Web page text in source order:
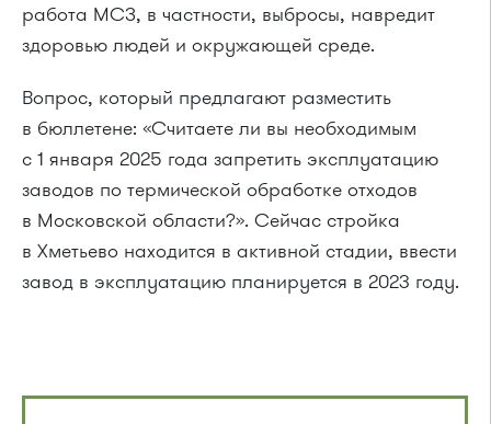
работа МСЗ, в частности, выбросы, навредит
здоровью людей и окружающей среде.
Вопрос, который предлагают разместить
в бюллетене: «Считаете ли вы необходимым
с 1 января 2025 года запретить эксплуатацию
заводов по термической обработке отходов
в Московской области?». Сейчас стройка
в Хметьево находится в активной стадии, ввести
завод в эксплуатацию планируется в 2023 году.